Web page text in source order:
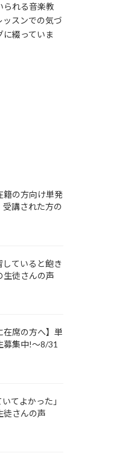
られる音楽教
ッスンでの気づ
に綴っていま
籍の方向け単発
受講された方の
していると飽き
生徒さんの声
在席の方へ】単
募集中!〜8/31
てよかった」
徒さんの声